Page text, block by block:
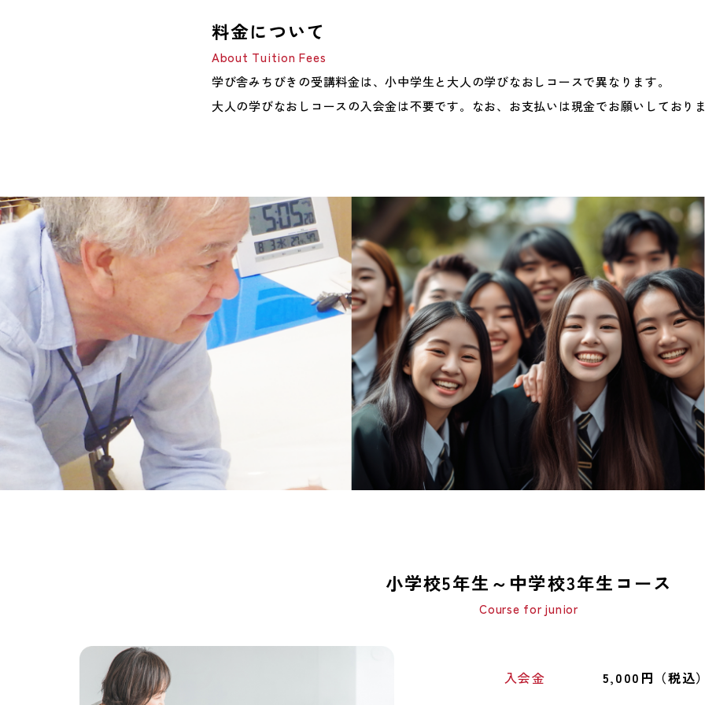
料金について
About Tuition Fees
学び舎みちびきの受講料金は、小中学生と大人の学びなおしコースで異なります。
大人の学びなおしコースの入会金は不要です。なお、お支払いは現金でお願いしており
小学校5年生～中学校3年生コース
Course for junior
入会金 5,000円（税込